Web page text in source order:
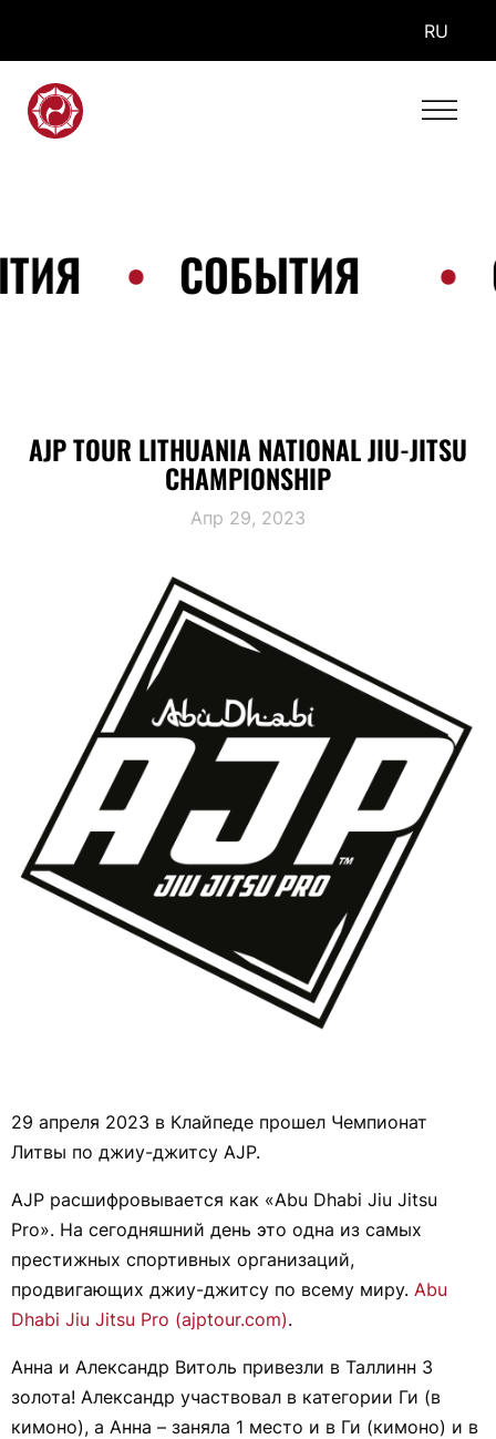
RU
• СОБЫТИЯ •
AJP TOUR LITHUANIA NATIONAL JIU-JITSU
CHAMPIONSHIP
Апр 29, 2023
29 апреля 2023 в Клайпеде прошел Чемпионат
Литвы по джиу-джитсу AJP.
AJP расшифровывается как «Abu Dhabi Jiu Jitsu
Pro». На сегодняшний день это одна из самых
престижных спортивных организаций,
продвигающих джиу-джитсу по всему миру. Abu
Dhabi Jiu Jitsu Pro (ajptour.com).
Анна и Александр Витоль привезли в Таллинн 3
золота! Александр участвовал в категории Ги (в
кимоно), а Анна – заняла 1 место и в Ги (кимоно) и в